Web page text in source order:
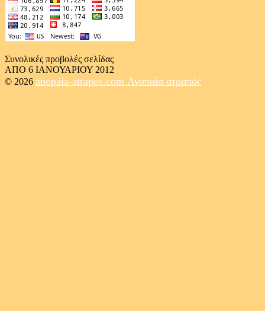
Συνολικές προβολές σελίδας
ΑΠΟ 6 ΙΑΝΟΥΑΡΙΟΥ 2012
© 2026 anopaia-atrapos.com Ανοπαία ατραπός